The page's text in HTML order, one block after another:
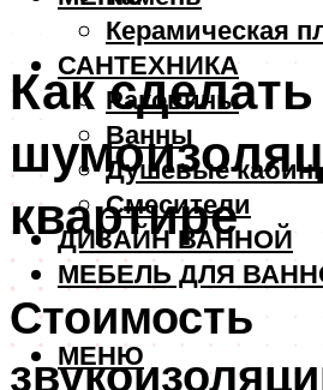
Керамическая
САНТЕХНИКА
Раковины
Ванны
Душевые
Смесители
ДИЗАЙН ВАННОЙ
МЕБЕЛЬ ДЛЯ
МЕНЮ
Как сделать
квартире
Стоимость